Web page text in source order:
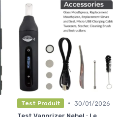
Test Produit • 30/01/2026